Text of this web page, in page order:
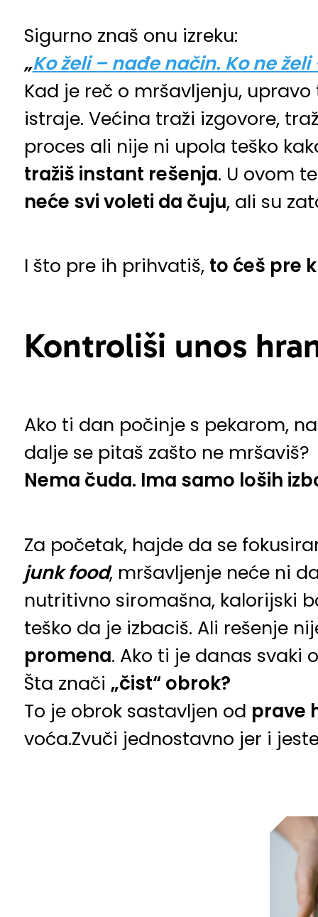
Sigurno znaš onu izreku:
„Ko želi – nađe način. Ko ne
Kad je reč o mršavljenju,
istraje. Većina traži izgovore,
proces ali nije ni upola teško
tražiš instant rešenja. U ovom
neće svi voleti da čuju, ali su
I što pre ih prihvatiš, to ćeš pre
Kontroliši unos
Ako ti dan počinje s pekarom,
dalje se pitaš zašto ne mršaviš?
Nema čuda. Ima samo loših
Za početak, hajde da se
junk food, mršavljenje neće ni
nutritivno siromašna, kalorijski
teško da je izbaciš. Ali rešenje
promena. Ako ti je danas
Šta znači „čist“ obrok?
To je obrok sastavljen od prave
voća.Zvuči jednostavno jer i